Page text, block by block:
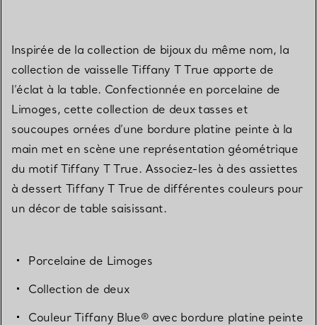
Inspirée de la collection de bijoux du même nom, la
collection de vaisselle Tiffany T True apporte de
l’éclat à la table. Confectionnée en porcelaine de
Limoges, cette collection de deux tasses et
soucoupes ornées d’une bordure platine peinte à la
main met en scène une représentation géométrique
du motif Tiffany T True. Associez-les à des assiettes
à dessert Tiffany T True de différentes couleurs pour
un décor de table saisissant.
Porcelaine de Limoges
Collection de deux
Couleur Tiffany Blue® avec bordure platine peinte